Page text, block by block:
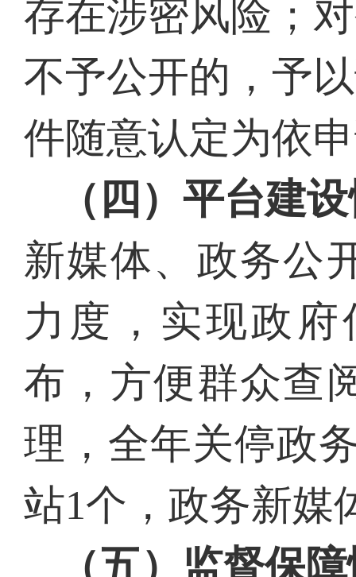
存在涉密风险；
不予公开的，予
件随意认定为依
（四）平台建
新媒体、政务公
力度，实现政
布，方便群众查
理，全年关停政
站1个，政务新媒
（五）监督保